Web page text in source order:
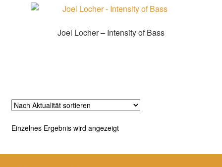
Joel Locher – Intensity of Bass
Einzelnes Ergebnis wird angezeigt